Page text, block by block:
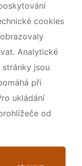
cookies
Analytické
jsou
při
ukládání
od